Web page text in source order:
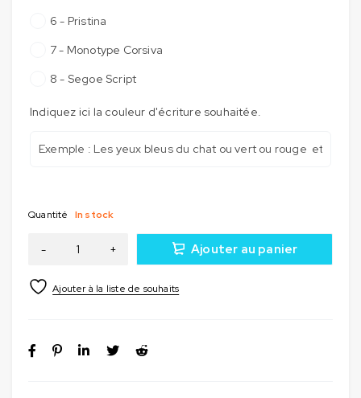
6 - Pristina
7 - Monotype Corsiva
8 - Segoe Script
Indiquez ici la couleur d'écriture souhaitée.
Quantité In stock
Ajouter au panier